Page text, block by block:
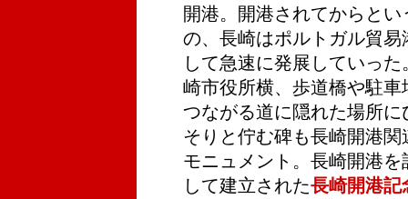
開港。開港されてからとい
の、長崎はポルトガル貿易
して急速に発展していった
崎市役所横、歩道橋や駐車
つながる道に隠れた場所に
そりと佇む碑も長崎開港関
モニュメント。長崎開港を
して建立された長崎開港記